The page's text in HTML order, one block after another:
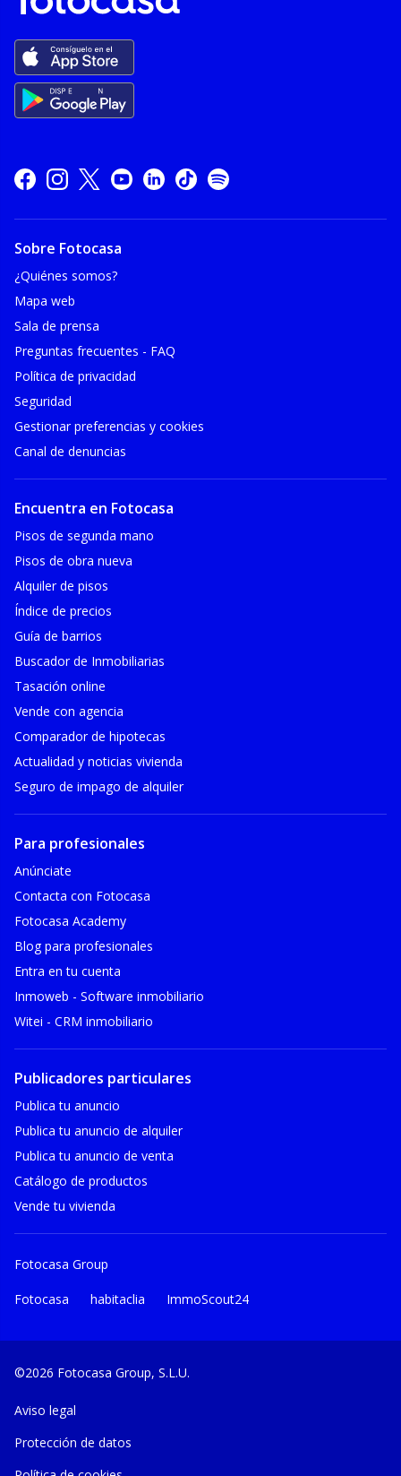
Sobre Fotocasa
¿Quiénes somos?
Mapa web
Sala de prensa
Preguntas frecuentes - FAQ
Política de privacidad
Seguridad
Gestionar preferencias y cookies
Canal de denuncias
Encuentra en Fotocasa
Pisos de segunda mano
Pisos de obra nueva
Alquiler de pisos
Índice de precios
Guía de barrios
Buscador de Inmobiliarias
Tasación online
Vende con agencia
Comparador de hipotecas
Actualidad y noticias vivienda
Seguro de impago de alquiler
Para profesionales
Anúnciate
Contacta con Fotocasa
Fotocasa Academy
Blog para profesionales
Entra en tu cuenta
Inmoweb - Software inmobiliario
Witei - CRM inmobiliario
Publicadores particulares
Publica tu anuncio
Publica tu anuncio de alquiler
Publica tu anuncio de venta
Catálogo de productos
Vende tu vivienda
Fotocasa Group
Fotocasa habitaclia ImmoScout24
©2026 Fotocasa Group, S.L.U.
Aviso legal
Protección de datos